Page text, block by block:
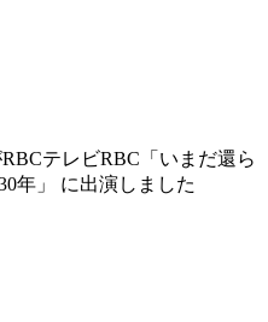
テレビRBC「いまだ還ら
年」 に出演しました